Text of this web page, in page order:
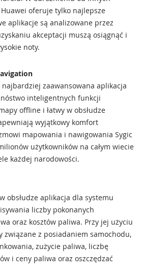
oferuje tylko najlepsze
aplikacje są analizowane przez
akceptacji muszą osiągnąć i
noty.
najbardziej zaawansowana aplikacja
inteligentnych funkcji
offline i łatwy w obsłudze
wyjątkowy komfort
mapowania i nawigowania Sygic
użytkowników na całym wiecie
każdej narodowości.
obsłudze aplikacja dla systemu
liczby pokonanych
oraz kosztów paliwa. Przy jej użyciu
związane z posiadaniem samochodu,
zużycie paliwa, liczbę
i ceny paliwa oraz oszczędzać